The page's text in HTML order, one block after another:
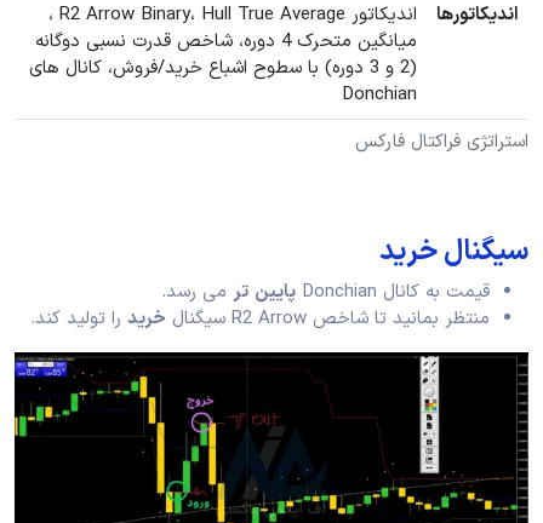
استراتژی فراکتال فارکس
اندیکاتورها
اندیکاتور R2 Arrow Binary، Hull True Average ،
میانگین متحرک 4 دوره، شاخص قدرت نسبی دوگانه
(2 و 3 دوره) با سطوح اشباع خرید/فروش، کانال های
Donchian
سیگنال خرید
قیمت به کانال Donchian پایین تر می رسد.
منتظر بمانید تا شاخص R2 Arrow سیگنال
خرید را تولید کند.